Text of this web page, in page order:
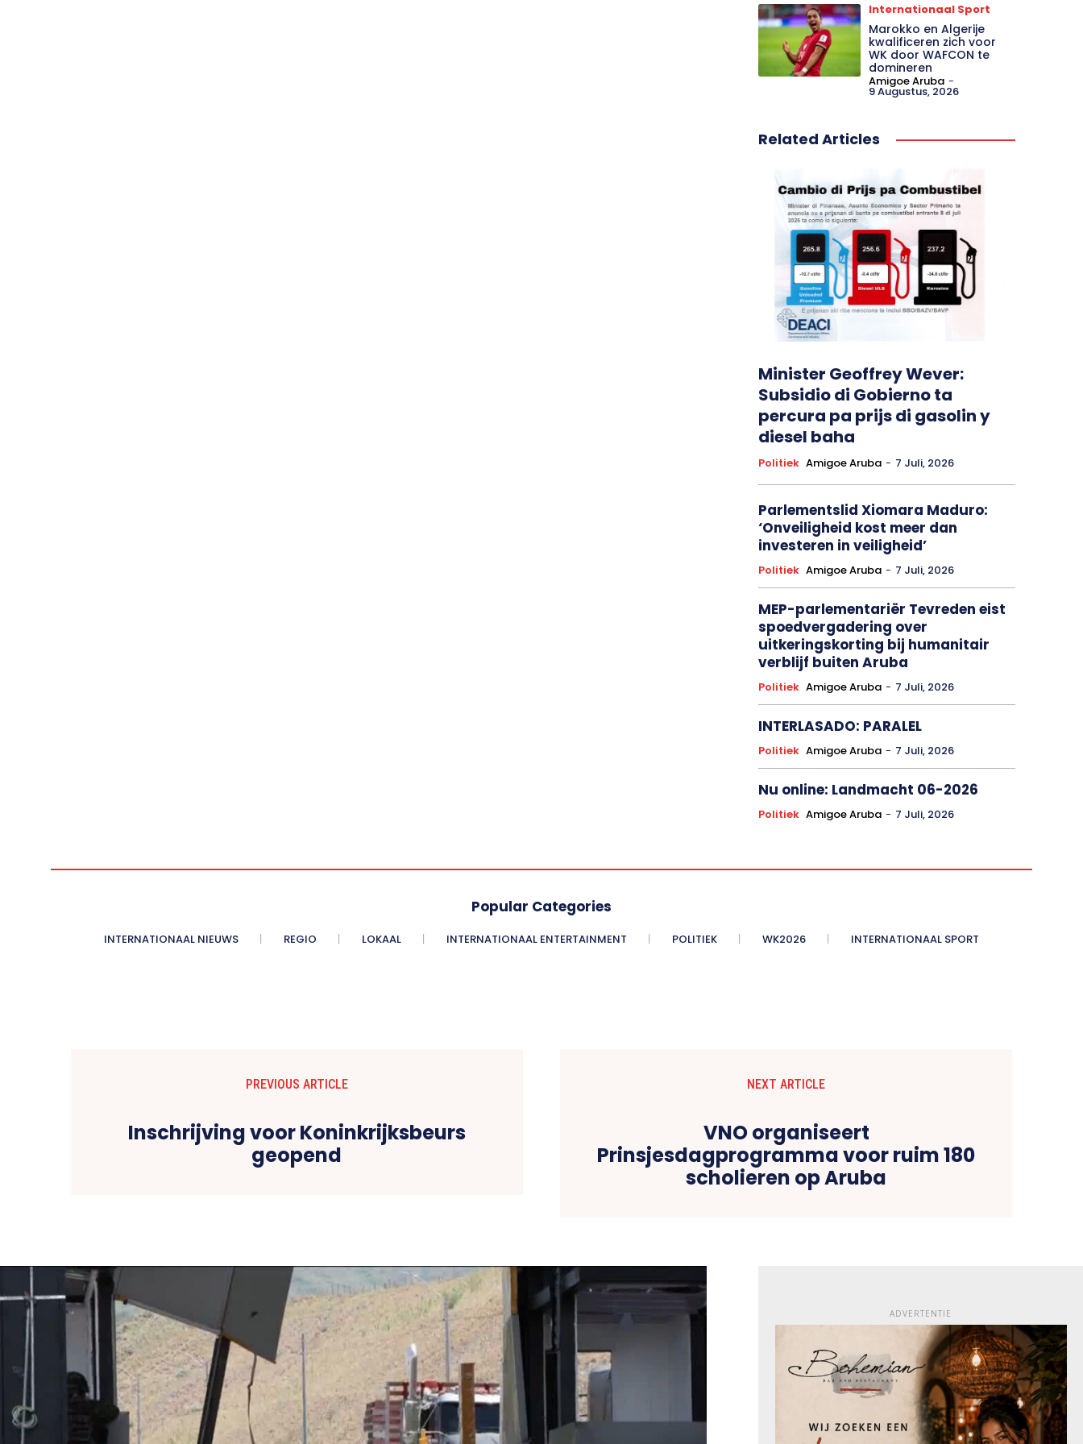
Internationaal Sport
Marokko en Algerije
kwalificeren zich voor
WK door WAFCON te
domineren
Amigoe Aruba -
9 Augustus, 2026
Related Articles
Minister Geoffrey Wever:
Subsidio di Gobierno ta
percura pa prijs di gasolin y
diesel baha
Politiek Amigoe Aruba - 7 Juli, 2026
Parlementslid Xiomara Maduro:
‘Onveiligheid kost meer dan
investeren in veiligheid’
Politiek Amigoe Aruba - 7 Juli, 2026
MEP-parlementariër Tevreden eist
spoedvergadering over
uitkeringskorting bij humanitair
verblijf buiten Aruba
Politiek Amigoe Aruba - 7 Juli, 2026
INTERLASADO: PARALEL
Politiek Amigoe Aruba - 7 Juli, 2026
Nu online: Landmacht 06-2026
Politiek Amigoe Aruba - 7 Juli, 2026
Popular Categories
INTERNATIONAAL NIEUWS REGIO LOKAAL INTERNATIONAAL ENTERTAINMENT POLITIEK WK2026 INTERNATIONAAL SPORT
PREVIOUS ARTICLE
Inschrijving voor Koninkrijksbeurs
geopend
NEXT ARTICLE
VNO organiseert
Prinsjesdagprogramma voor ruim 180
scholieren op Aruba